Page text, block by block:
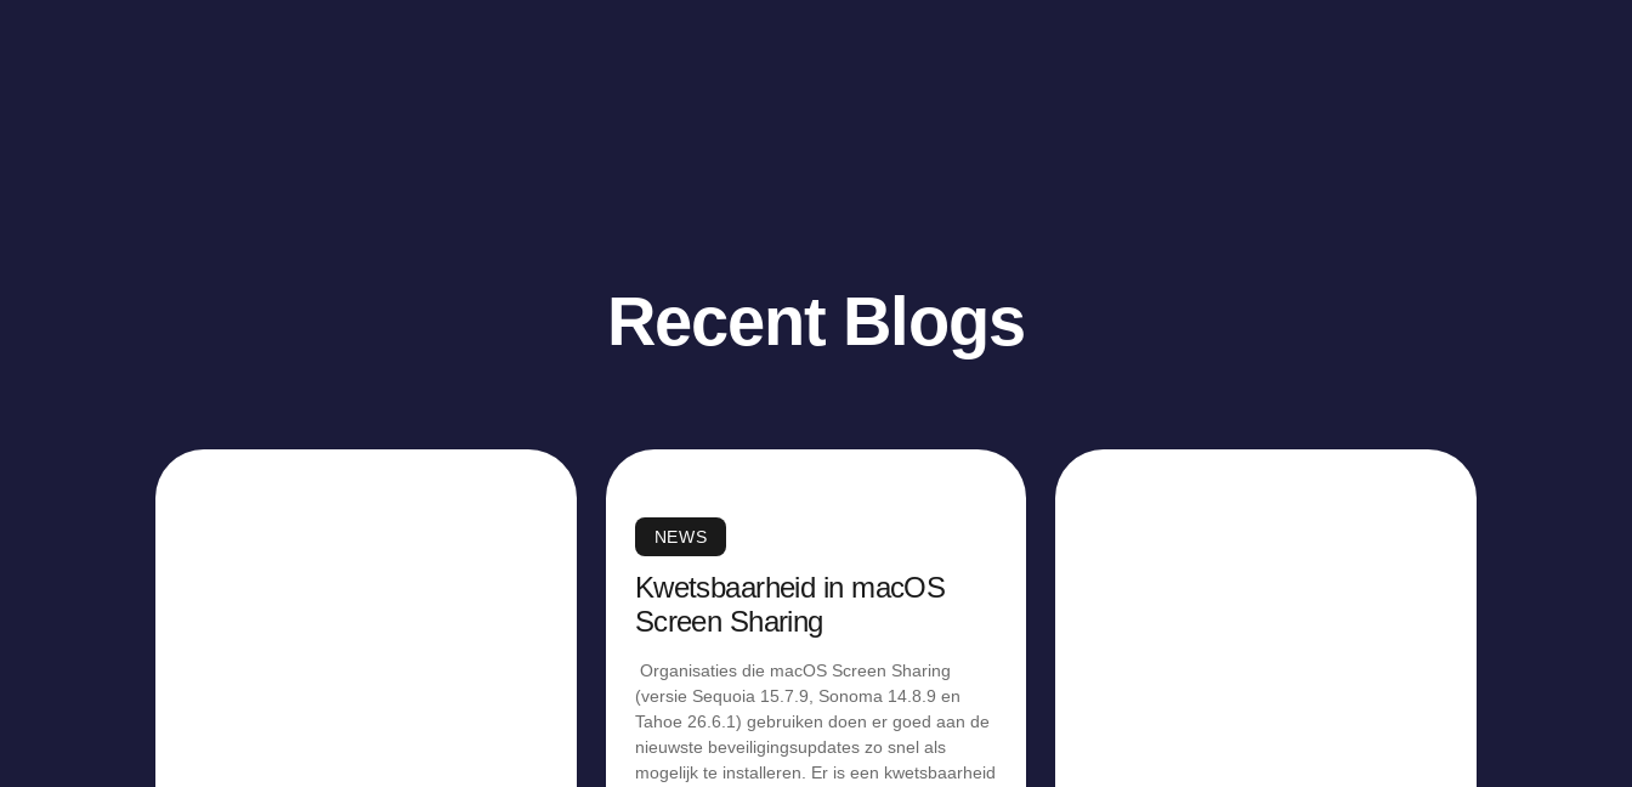
Recent Blogs
NEWS
Kwetsbaarheid in macOS
Screen Sharing
Organisaties die macOS Screen Sharing
(versie Sequoia 15.7.9, Sonoma 14.8.9 en
Tahoe 26.6.1) gebruiken doen er goed aan de
nieuwste beveiligingsupdates zo snel als
mogelijk te installeren. Er is een kwetsbaarheid